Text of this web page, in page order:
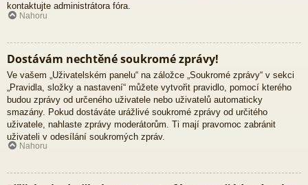
kontaktujte administrátora fóra.
Nahoru
Dostávám nechtěné soukromé zprávy!
Ve vašem „Uživatelském panelu“ na záložce „Soukromé zprávy“ v sekci
„Pravidla, složky a nastavení“ můžete vytvořit pravidlo, pomocí kterého
budou zprávy od určeného uživatele nebo uživatelů automaticky
smazány. Pokud dostáváte urážlivé soukromé zprávy od určitého
uživatele, nahlaste zprávy moderátorům. Ti mají pravomoc zabránit
uživateli v odesílání soukromých zpráv.
Nahoru